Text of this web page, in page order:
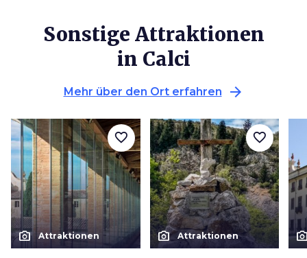
Sonstige Attraktionen
in Calci
Mehr über den Ort erfahren arrow_forward
photo_camera Attraktionen
favorite_border
photo_camera Attraktionen
favorite_border